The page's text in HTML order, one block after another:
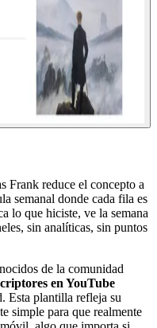
Frank reduce el concepto a
semanal donde cada fila es
lo que hiciste, ve la semana
sin analíticas, sin puntos
de la comunidad
en YouTube
Esta plantilla refleja su
simple para que realmente